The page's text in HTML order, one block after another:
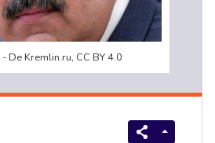
De Kremlin.ru, CC BY 4.0